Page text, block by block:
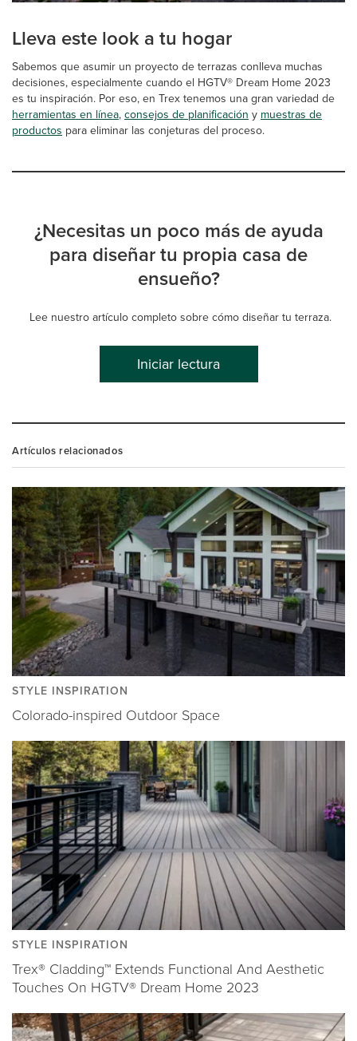
Lleva este look a tu hogar
Sabemos que asumir un proyecto de terrazas conlleva muchas
decisiones, especialmente cuando el HGTV® Dream Home 2023
es tu inspiración. Por eso, en Trex tenemos una gran variedad de
herramientas en línea,consejos de planificaciónymuestras de
productos para eliminar las conjeturas del proceso.
¿Necesitas un poco más de ayuda
para diseñar tu propia casa de
ensueño?
Lee nuestro artículo completo sobre cómo diseñar tu terraza.
Iniciar lectura
Artículos relacionados
STYLE INSPIRATION
Colorado-inspired Outdoor Space
STYLE INSPIRATION
Trex® Cladding™ Extends Functional And Aesthetic
Touches On HGTV® Dream Home 2023